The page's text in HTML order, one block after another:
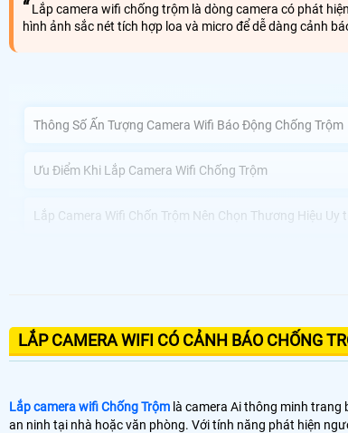
Lắp camera wifi chống trộm là dòng camera có phát
hình ảnh sắc nét tích hợp loa và micro để dễ dàng cảnh
Thông Số Ấn Tượng Camera Wifi Báo Động Chống Trộm
Ưu Điểm Khi Lắp Camera Wifi Chống Trộm
Lắp Camera Wifi Chốn Trộm Nên Chọn Thương Hiệu Uy
Dòng camera wifi chống trộm Công nghệ AI được thiết kế
110db giúp đánh thức cảnh báo phát hiện sự xâm nhập.
Với khả năng ghi hình ban đêm có màu và chất lượng hình
LẮP CAMERA WIFI CÓ CẢNH BÁO CHỐNG
Lắp camera wifi Chống Trộm là camera Ai thông minh
an ninh tại nhà hoặc văn phòng. Với tính năng phát hiện